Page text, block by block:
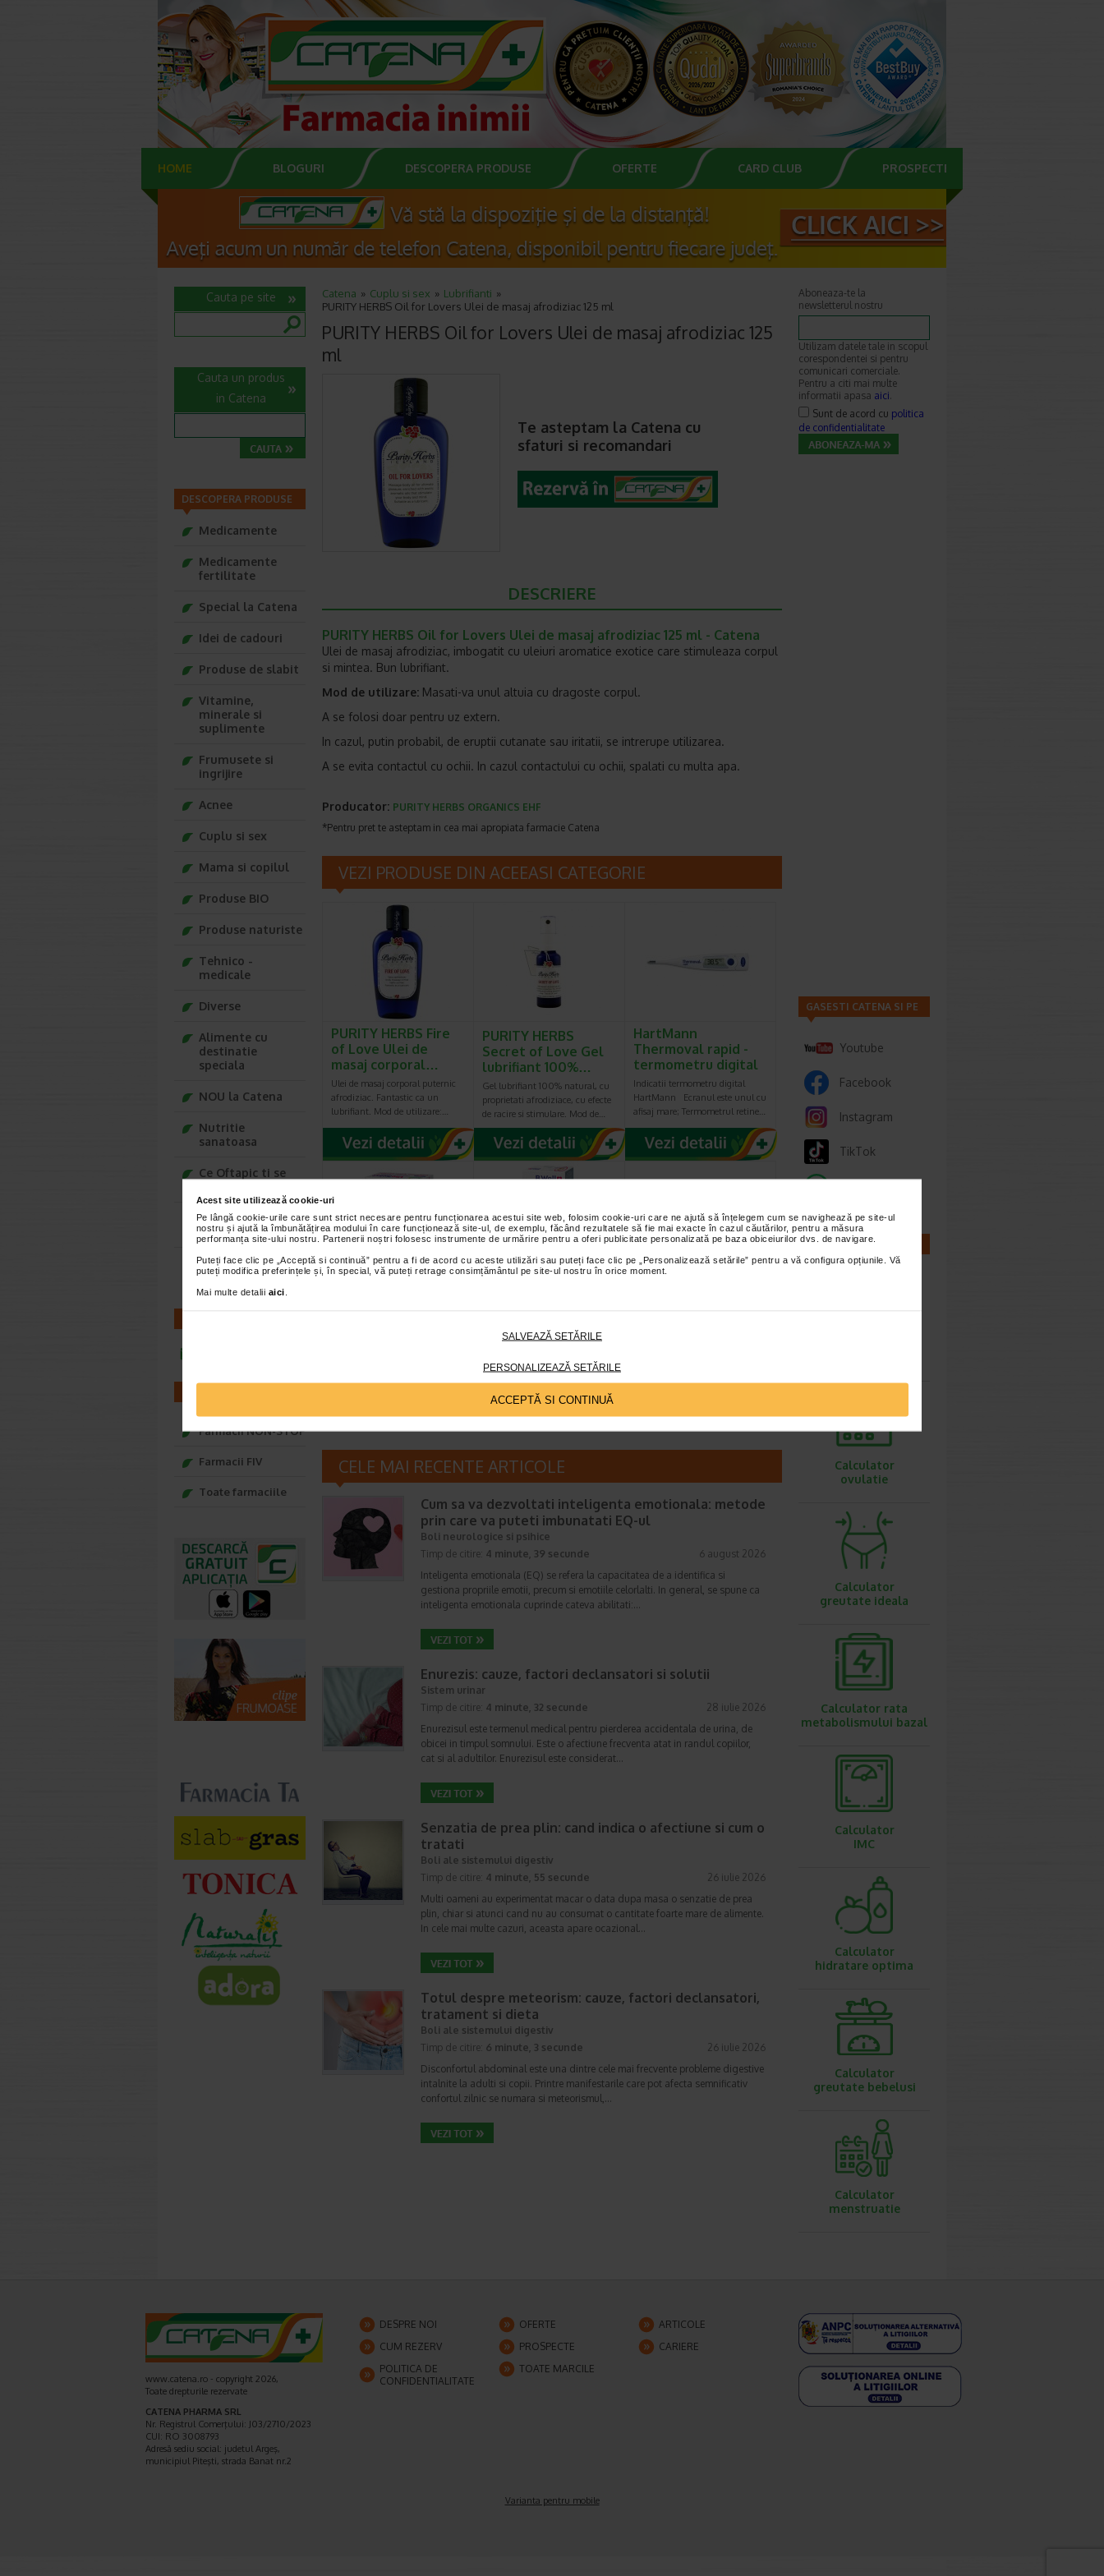
Acest site utilizează cookie-uri
Pe lângă cookie-urile care sunt strict necesare pentru funcționarea acestui site web, folosim cookie-uri care ne ajută să înțelegem cum se navighează pe site-ul
nostru și ajută la îmbunătățirea modului în care funcționează site-ul, de exemplu, făcând rezultatele să fie mai exacte în cazul căutărilor, pentru a măsura
performanța site-ului nostru. Partenerii noștri folosesc instrumente de urmărire pentru a oferi publicitate personalizată pe baza obiceiurilor dvs. de navigare.
Puteți face clic pe „Acceptă si continuă” pentru a fi de acord cu aceste utilizări sau puteți face clic pe „Personalizează setările” pentru a vă configura opțiunile. Vă
puteți modifica preferințele și, în special, vă puteți retrage consimțământul pe site-ul nostru în orice moment.
Mai multe detalii aici
SALVEAZĂ SETĂRILE
PERSONALIZEAZĂ SETĂRILE
ACCEPTĂ SI CONTINUĂ
HOME BLOGURI DESCOPERA PRODUSE OFERTE CARD CLUB PROSPECTE
Catena Cuplu si sex
Lubrifianti
PURITY HERBS Oil for Lovers Ulei de masaj afrodiziac 125 ml
PURITY HERBS Oil for Lovers Ulei de masaj afrodiziac 125
ml
Te asteptam la Catena cu
sfaturi si recomandari
DESCRIERE
PURITY HERBS Oil for Lovers Ulei de masaj afrodiziac 125 ml - Catena
Ulei de masaj afrodiziac, imbogatit cu uleiuri aromatice exotice care stimuleaza corpul
si mintea. Bun lubrifiant.
Mod de utilizare: Masati-va unul altuia cu dragoste corpul.
A se folosi doar pentru uz extern.
In cazul, putin probabil, de eruptii cutanate sau iritatii, se intrerupe utilizarea.
A se evita contactul cu ochii. In cazul contactului cu ochii, spalati cu multa apa.
Producator: PURITY HERBS ORGANICS EHF
*Pentru pret te asteptam in cea mai apropiata farmacie Catena
VEZI PRODUSE DIN ACEEASI CATEGORIE
PURITY HERBS Fire
of Love Ulei de
masaj corporal…
Ulei de masaj corporal puternic
afrodiziac. Fantastic ca un
lubrifiant. Mod de utilizare:…
PURITY HERBS
Secret of Love Gel
lubrifiant 100%…
Gel lubrifiant 100% natural, cu
proprietati afrodiziace, cu efecte
de racire si stimulare. Mod de…
HartMann
Thermoval rapid -
termometru digital
Indicatii termometru digital
HartMann Ecranul este unul cu
afisaj mare; Termometrul retine…
B.Well WS-2 este un stetoscop
dublu. Este un dispozitiv usor si…
CELE MAI RECENTE ARTICOLE
Cum sa va dezvoltati inteligenta emotionala: metode
prin care va puteti imbunatati EQ-ul
Boli neurologice si psihice
Timp de citire: 4 minute, 39 secunde
6 august 2026
Inteligenta emotionala (EQ) se refera la capacitatea de a identifica si
gestiona propriile emotii, precum si emotiile celorlalti. In general, se spune ca
inteligenta emotionala cuprinde cateva abilitati:…
Enurezis: cauze, factori declansatori si solutii
Sistem urinar
Timp de citire: 4 minute, 32 secunde
28 iulie 2026
Enurezisul este termenul medical pentru pierderea accidentala de urina, de
obicei in timpul somnului. Este o afectiune frecventa atat in randul copiilor,
cat si al adultilor. Enurezisul este considerat…
Senzatia de prea plin: cand indica o afectiune si cum o
tratati
Boli ale sistemului digestiv
Timp de citire: 4 minute, 55 secunde
26 iulie 2026
Multi oameni au experimentat macar o data dupa masa o senzatie de prea
plin, chiar si atunci cand nu au consumat o cantitate foarte mare de alimente.
In cele mai multe cazuri, aceasta apare ocazional…
Totul despre meteorism: cauze, factori declansatori,
tratament si dieta
Boli ale sistemului digestiv
Timp de citire: 6 minute, 3 secunde
26 iulie 2026
Disconfortul abdominal este una dintre cele mai frecvente probleme digestive
intalnite la adulti si copii. Printre manifestarile care pot afecta semnificativ
confortul zilnic se numara si meteorismul,…
Cauta pe site
Cauta un produs
in Catena
DESCOPERA PRODUSE
Medicamente
Medicamente
fertilitate
Special la Catena
Idei de cadouri
Produse de slabit
Vitamine,
minerale si
suplimente
Frumusete si
ingrijire
Acnee
Cuplu si sex
Mama si copilul
Produse BIO
Produse naturiste
Tehnico -
medicale
Diverse
Alimente cu
destinatie
speciala
NOU la Catena
Nutritie
sanatoasa
Ce Oftapic ti se
Adora – Adorabili
din prima clipa
Seturi cadou
Baylis&Harding
Farmacii NON-STOP
Farmacii FIV
Toate farmaciile
Aboneaza-te la
newsletterul nostru
Utilizam datele tale in scopul
corespondentei si pentru
comunicari comerciale.
Pentru a citi mai multe
informatii apasa aici.
Sunt de acord cu politica
de confidentialitate
GASESTI CATENA SI PE
Youtube
Facebook
Instagram
TikTok
CALCULATOARE
Calculator
ovulatie
Calculator
greutate ideala
Calculator rata
metabolismului bazal
Calculator
IMC
Calculator
hidratare optima
Calculator
greutate bebelusi
Calculator
menstruatie
www.catena.ro - copyright 2026,
Toate drepturile rezervate
CATENA PHARMA SRL
Nr. Registrul Comerţului: J03/2710/2023
CUI: RO 3008793
Adresă sediu social: judetul Argeş,
municipiul Piteşti, strada Banat nr.2
DESPRE NOI OFERTE
ARTICOLE
CUM REZERV
PROSPECTE
CARIERE
POLITICA DE
CONFIDENTIALITATE
TOATE MARCILE
Varianta pentru mobile